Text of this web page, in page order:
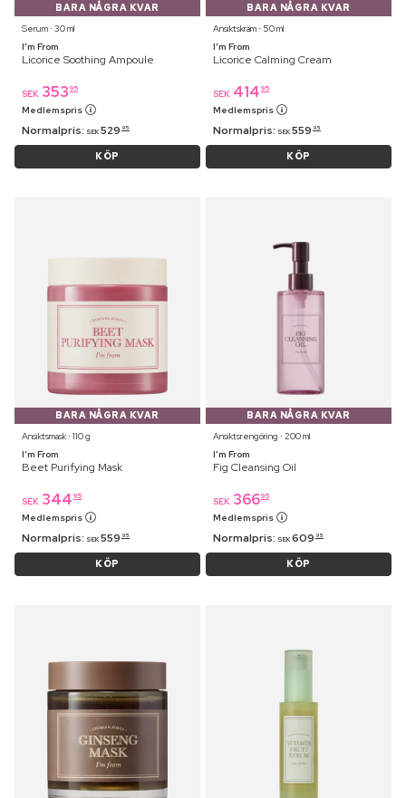
BARA NÅGRA KVAR
Serum ⋅ 30 ml
I'm From
Licorice Soothing Ampoule
SEK 353 95
Medlemspris
Normalpris: SEK 529 95
KÖP
BARA NÅGRA KVAR
Ansiktskräm ⋅ 50 ml
I'm From
Licorice Calming Cream
SEK 414 95
Medlemspris
Normalpris: SEK 559 95
KÖP
BARA NÅGRA KVAR
Ansiktsmask ⋅ 110 g
I'm From
Beet Purifying Mask
SEK 344 95
Medlemspris
Normalpris: SEK 559 95
KÖP
BARA NÅGRA KVAR
Ansiktsrengöring ⋅ 200 ml
I'm From
Fig Cleansing Oil
SEK 36695
Medlemspris
Normalpris: SEK 609 95
KÖP